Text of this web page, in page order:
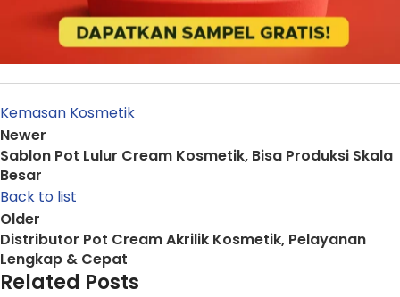
Kemasan Kosmetik
Newer
Sablon Pot Lulur Cream Kosmetik, Bisa Produksi Skala
Besar
Back to list
Older
Distributor Pot Cream Akrilik Kosmetik, Pelayanan
Lengkap & Cepat
Related Posts